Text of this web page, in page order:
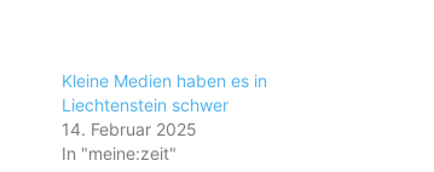
Kleine Medien haben es in
Liechtenstein schwer
14. Februar 2025
In "meine:zeit"